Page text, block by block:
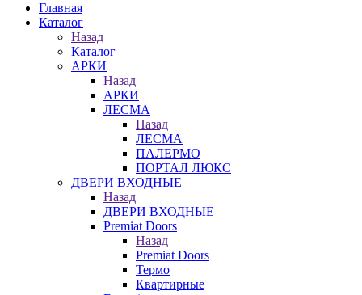
Главная
Каталог
Назад
Каталог
АРКИ
Назад
АРКИ
ЛЕСМА
Назад
ЛЕСМА
ПАЛЕРМО
ПОРТАЛ ЛЮКС
ДВЕРИ ВХОДНЫЕ
Назад
ДВЕРИ ВХОДНЫЕ
Premiat Doors
Назад
Premiat Doors
Термо
Квартирные